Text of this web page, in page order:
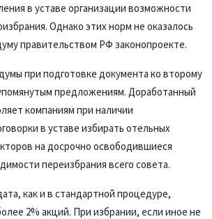
в уставе организации возможности
Однако этих норм не оказалось
правительством РФ законопроекте.
при подготовке документа ко второму
предложениям. Доработанный
компаниям при наличии
в уставе избирать отельных
на досрочно освободившиеся
переизбрания всего совета.
как и в стандартной процедуре,
2% акций. При избрании, если иное не